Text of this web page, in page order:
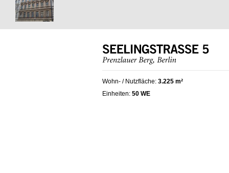
Wohn- / Nutzfläche: 3.225 m²
Einheiten: 50 WE